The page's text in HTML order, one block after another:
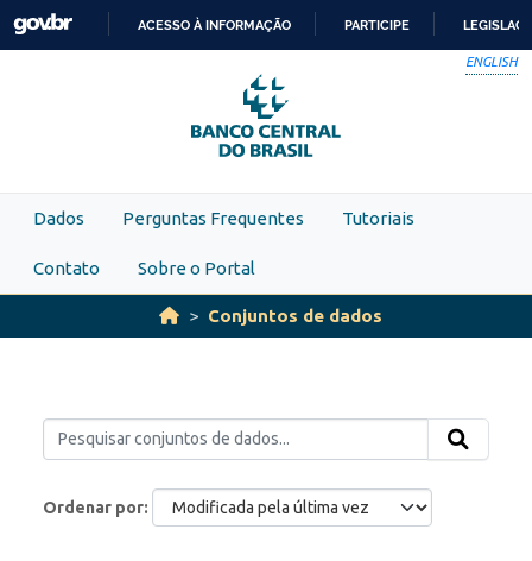
Skip to main content
PARA
O
CONTEÚDO
ACESSO À INFORMAÇÃO PARTICIPE
ENGLISH
Dados Perguntas Frequentes Tutoriais
Contato Sobre o Portal
Conjuntos de dados
Ordenar por